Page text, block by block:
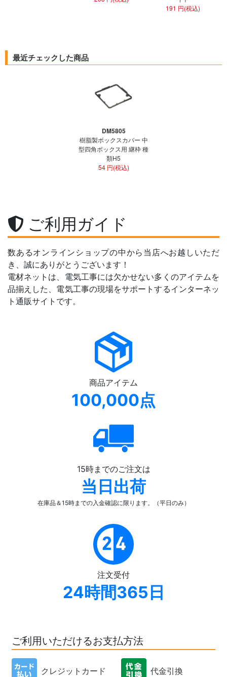
191 円(税込)
最近チェックした商品
DM5805
樹脂製ボックスカバー 中
型四角ボックス用 継枠 種
類H5
54 円(税込)
ご利用ガイド
数あるオンラインショップの中から当店へお越しいただ
き、誠にありがとうございます！
電材ネットは、電気工事には欠かせない多くのアイテムを
品揃えした、電気工事の現場をサポートするインターネッ
ト通販サイトです。
商品アイテム
100,000点
15時までのご注文は
当日出荷
在庫品＆15時までの入金確認に限ります。（平日のみ）
注文受付
24時間365日
ご利用いただけるお支払方法
クレジットカード 代金引換